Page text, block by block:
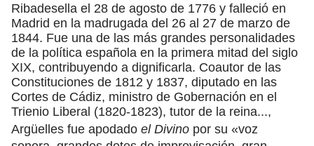
Ribadesella el 28 de agosto de 1776 y falleció en
Madrid en la madrugada del 26 al 27 de marzo de
1844. Fue una de las más grandes personalidades
de la política española en la primera mitad del siglo
XIX, contribuyendo a dignificarla. Coautor de las
Constituciones de 1812 y 1837, diputado en las
Cortes de Cádiz, ministro de Gobernación en el
Trienio Liberal (1820-1823), tutor de la reina...,
Argüelles fue apodado el Divino por su «voz